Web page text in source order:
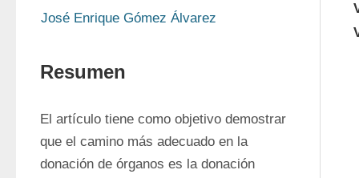
José Enrique Gómez Álvarez
Resumen
El artículo tiene como objetivo demostrar
que el camino más adecuado en la
donación de órganos es la donación